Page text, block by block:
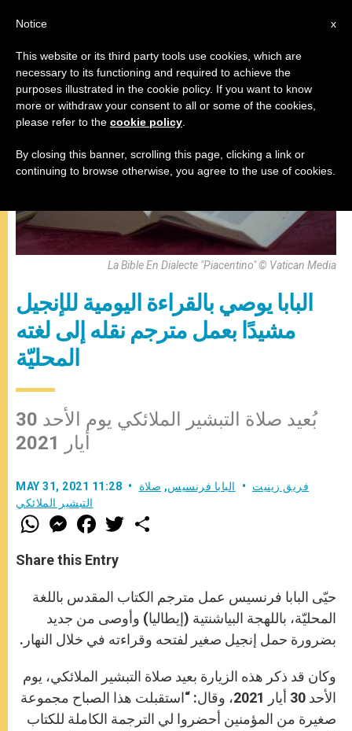
البابا فرنسيس ,صلاة التبشير الملائكي
La Bible En Dialecte "Piacentino" © Vatican Media
البابا يوصي بالقراءة اليومية للإنجيل
مشيدًا بعمل مترجم نقله إلى لغته
المحليّة
بُعيد صلاة التبشير الملائكي يوم الأحد 30
أيار 2021
MAY 31, 2021 11:28 فريق زينيت البابا فرنسيس, صلاة
التبشير الملائكي
W
h
t
s
p
p
M
e
s
e
g
e
r
F
a
e
b
o
k
T
w
r
Share this Entry
حيّى البابا فرنسيس عمل مترجم الكتاب المقدس باللغة
المحليّة، باللهجة البياشنتية (إيطاليا) وأوصى من جديد
بضرورة حمل إنجيل صغير لفتحه وقراءته في خلال النهار.
وكان قد ذكر هذه الزيارة بعيد صلاة التبشير الملائكي، يوم
الأحد 30 أيار 2021، وقال: “استقبلت هذا الصباح مجموعة
صغيرة من المؤمنين أحضروا لي الترجمة الكاملة للكتاب
x
Notice
This website or its third party tools use cookies, which are
necessary to its functioning and required to achieve the
purposes illustrated in the cookie policy. If you want to know
more or withdraw your consent to all or some of the cookies,
please refer to the cookie policy
By closing this banner, scrolling this page, clicking a link or
continuing to browse otherwise, you agree to the use of cookies.